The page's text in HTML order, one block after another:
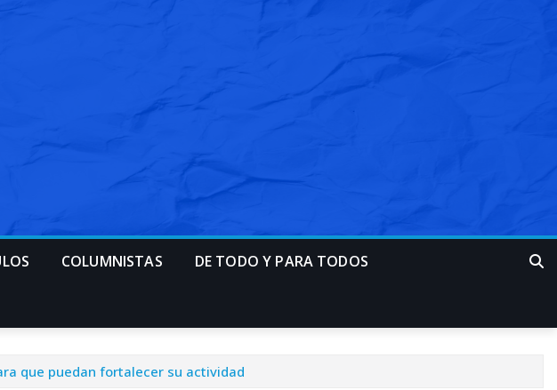
COLUMNISTAS DE TODO Y PARA TODOS
que puedan fortalecer su actividad